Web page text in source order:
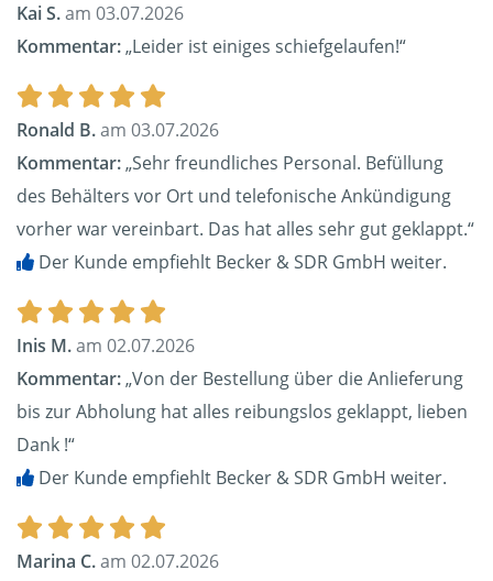
Kai S.am 03.07.2026
Kommentar:„Leider ist einiges schiefgelaufen!“
Ronald B.am 03.07.2026
Kommentar:„Sehr freundliches Personal. Befüllung
des Behälters vor Ort und telefonische Ankündigung
vorher war vereinbart. Das hat alles sehr gut geklappt.“
Der Kunde empfiehlt Becker & SDR GmbH weiter.
Inis M.am 02.07.2026
Kommentar:„Von der Bestellung über die Anlieferung
bis zur Abholung hat alles reibungslos geklappt, lieben
Dank !“
Der Kunde empfiehlt Becker & SDR GmbH weiter.
Marina C.am 02.07.2026